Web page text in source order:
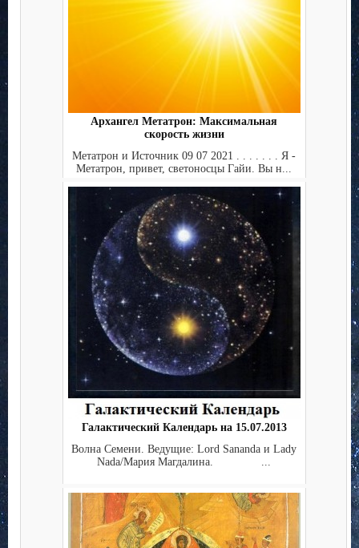
Архангел Метатрон: Максимальная
скорость жизни
Метатрон и Источник 09 07 2021 . . . . . . . Я -
Метатрон, привет, светоносцы Гайи. Вы н...
Галактический Календарь на 15.07.2013
Волна Семени. Ведущие: Lord Sananda и Lady
Nada/Мария Магдалина. ...